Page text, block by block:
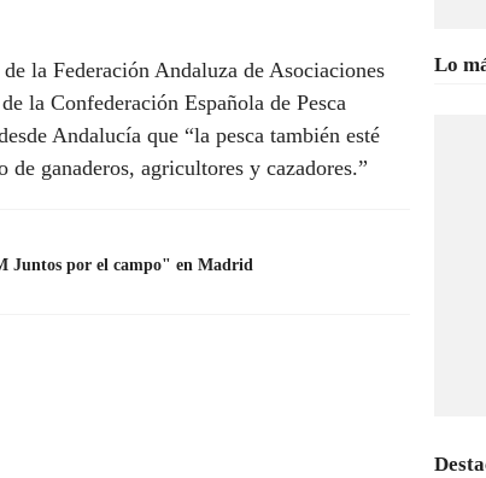
la Federación Andaluza de Asociaciones
la Confederación Española de Pesca
Andalucía que “la pesca también esté
ganaderos, agricultores y cazadores.”
Juntos por el campo" en Madrid
Lo